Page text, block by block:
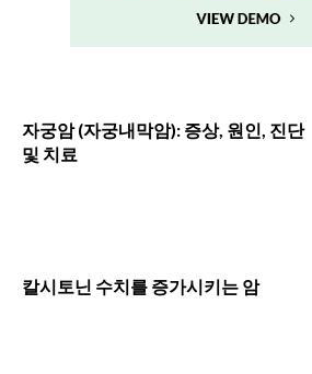
자궁암 (자궁내막암): 증상, 원인, 진단
및 치료
칼시토닌 수치를 증가시키는 암